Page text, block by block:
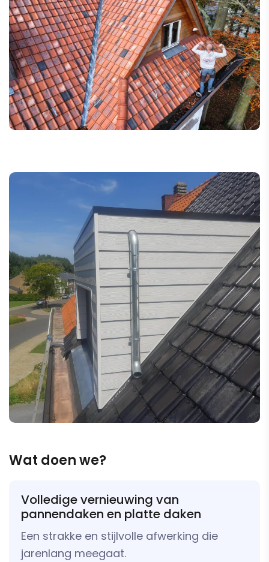
Wat doen we?
Volledige vernieuwing van
pannendaken en platte daken
Een strakke en stijlvolle afwerking die
jarenlang meegaat.